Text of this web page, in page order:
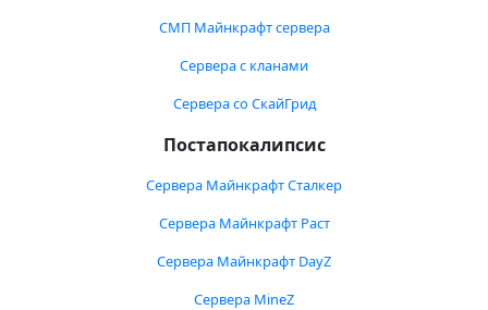
СМП Майнкрафт сервера
Сервера с кланами
Сервера со СкайГрид
Постапокалипсис
Сервера Майнкрафт Сталкер
Сервера Майнкрафт Раст
Сервера Майнкрафт DayZ
Сервера MineZ